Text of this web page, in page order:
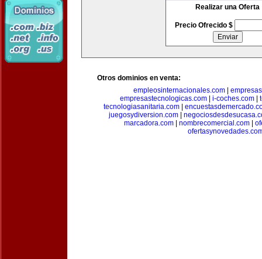
Realizar una Oferta
Precio Ofrecido $
Otros dominios en venta:
empleosinternacionales.com
empresastecnologicas.com
i-coches.com
tecnologiasanitaria.com|
juegosydiversion.com
marcadora.com| nombrecomercial.com|